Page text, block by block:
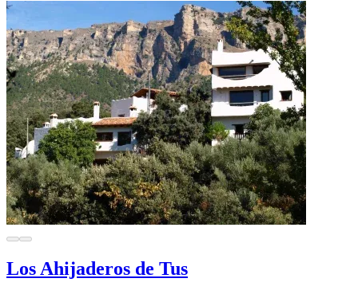
Los Ahijaderos de Tus